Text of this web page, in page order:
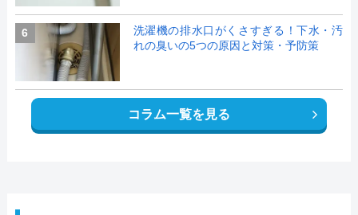
6
洗濯機の排水口がくさすぎる！下水・汚
れの臭いの5つの原因と対策・予防策
コラム一覧を見る